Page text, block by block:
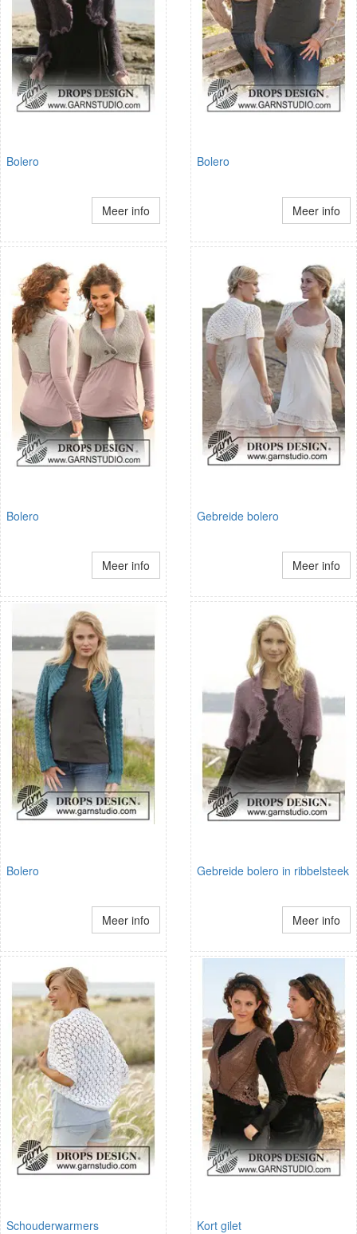
Bolero
Meer info
Bolero
Meer info
Bolero
Meer info
Gebreide bolero
Meer info
Bolero
Meer info
Gebreide bolero in ribbelsteek
Meer info
Schouderwarmers Kort gilet